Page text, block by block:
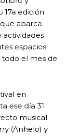
edición.
abarca
actividades
espacios
el mes de
en
ese día 31
musical
(Anhelo) y